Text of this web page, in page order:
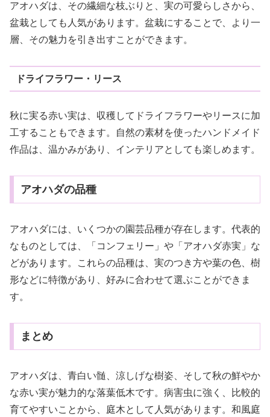
アオハダは、その繊細な枝ぶりと、実の可愛らしさから、
盆栽としても人気があります。盆栽にすることで、より一
層、その魅力を引き出すことができます。
ドライフラワー・リース
秋に実る赤い実は、収穫してドライフラワーやリースに加
工することもできます。自然の素材を使ったハンドメイド
作品は、温かみがあり、インテリアとしても楽しめます。
アオハダの品種
アオハダには、いくつかの園芸品種が存在します。代表的
なものとしては、「コンフェリー」や「アオハダ赤実」な
どがあります。これらの品種は、実のつき方や葉の色、樹
形などに特徴があり、好みに合わせて選ぶことができま
す。
まとめ
アオハダは、青白い髄、涼しげな樹姿、そして秋の鮮やか
な赤い実が魅力的な落葉低木です。病害虫に強く、比較的
育てやすいことから、庭木として人気があります。和風庭